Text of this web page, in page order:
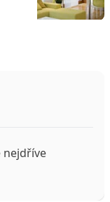
nejdříve